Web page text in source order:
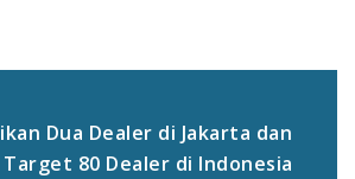
Dua Dealer di Jakarta dan
80 Dealer di Indonesia